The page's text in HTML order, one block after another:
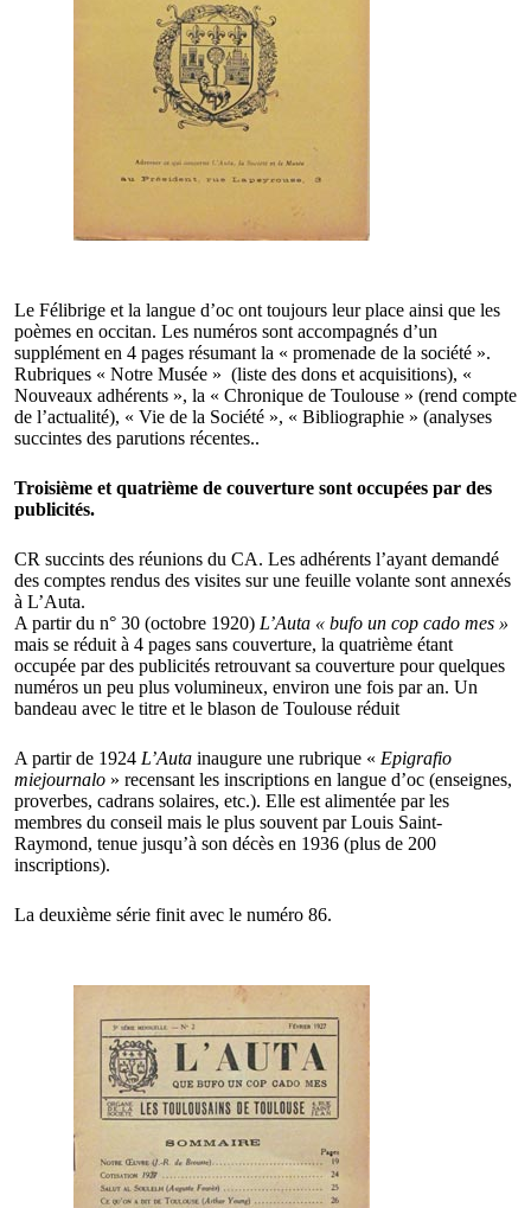
Le Félibrige et la langue d’oc ont toujours leur place ainsi que les
poèmes en occitan. Les numéros sont accompagnés d’un
supplément en 4 pages résumant la « promenade de la société ».
Rubriques « Notre Musée » (liste des dons et acquisitions), «
Nouveaux adhérents », la « Chronique de Toulouse » (rend compte
de l’actualité), « Vie de la Société », « Bibliographie » (analyses
succintes des parutions récentes..
Troisième et quatrième de couverture sont occupées par des
publicités.
CR succints des réunions du CA. Les adhérents l’ayant demandé
des comptes rendus des visites sur une feuille volante sont annexés
à L’Auta.
A partir du n° 30 (octobre 1920) L’Auta « bufo un cop cado mes »
mais se réduit à 4 pages sans couverture, la quatrième étant
occupée par des publicités retrouvant sa couverture pour quelques
numéros un peu plus volumineux, environ une fois par an. Un
bandeau avec le titre et le blason de Toulouse réduit
A partir de 1924 L’Auta inaugure une rubrique « Epigrafio
miejournalo » recensant les inscriptions en langue d’oc (enseignes,
proverbes, cadrans solaires, etc.). Elle est alimentée par les
membres du conseil mais le plus souvent par Louis Saint-
Raymond, tenue jusqu’à son décès en 1936 (plus de 200
inscriptions).
La deuxième série finit avec le numéro 86.